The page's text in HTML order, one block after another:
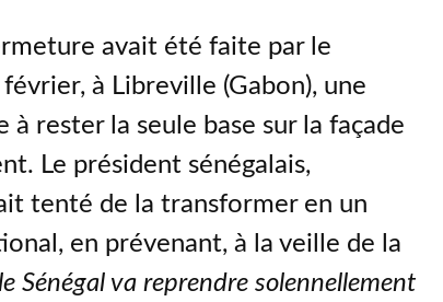
avait été faite par le
à Libreville (Gabon), une
rester la seule base sur la façade
Le président sénégalais,
tenté de la transformer en un
en prévenant, à la veille de la
Sénégal va reprendre solennellement